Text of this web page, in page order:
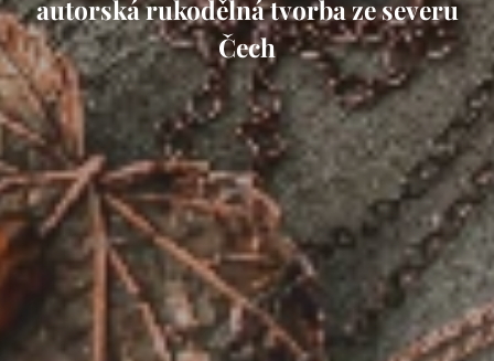
autorská rukodělná tvorba ze severu
Čech